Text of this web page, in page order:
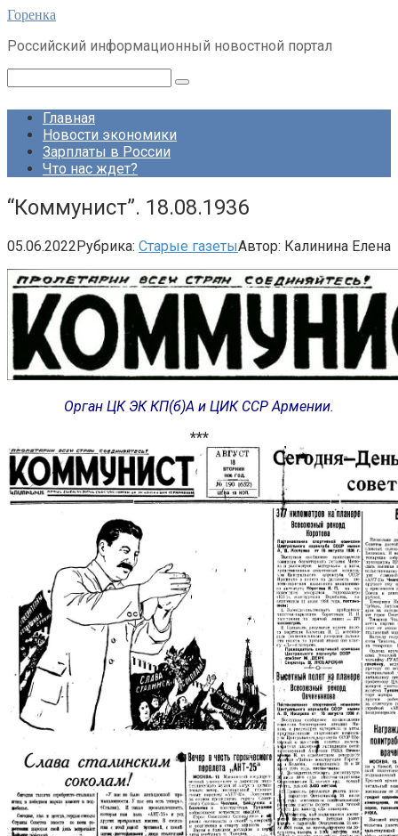
Перейти
контенту
Горенка
Российский информационный новостной портал
Главная
Новости экономики
Зарплаты в России
Что нас ждет?
“Коммунист”. 18.08.1936
05.06.2022Рубрика: Старые газетыАвтор: Калинина Елена
Орган ЦК ЭК КП(б)А и ЦИК ССР Армении.
***